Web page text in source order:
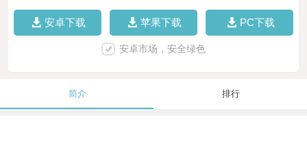
安卓下载 苹果下载 PC下载
安卓市场，安全绿色
简介 排行